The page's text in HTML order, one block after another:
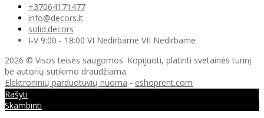
+37064171477
info@decors.lt
solid.decors
I-V 9:00 - 18:00 VI Nedirbame VII Nedirbame
2026 © Visos teisės saugomos. Kopijuoti, platinti svetainės turinį
be autorių sutikimo draudžiama.
Elektroninių parduotuvių nuoma - eshoprent.com
Rašyti
Skambinti